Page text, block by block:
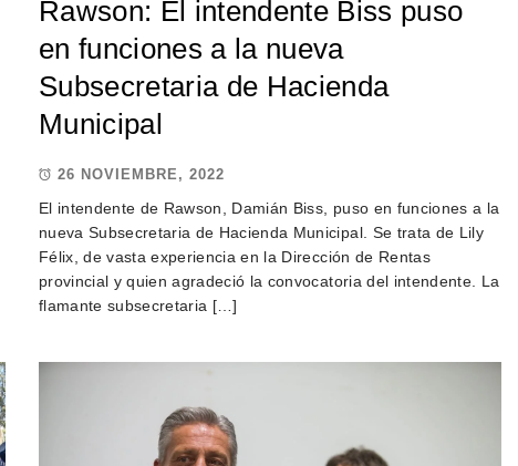
Rawson: El intendente Biss puso
en funciones a la nueva
Subsecretaria de Hacienda
Municipal
26 NOVIEMBRE, 2022
El intendente de Rawson, Damián Biss, puso en funciones a la
nueva Subsecretaria de Hacienda Municipal. Se trata de Lily
Félix, de vasta experiencia en la Dirección de Rentas
provincial y quien agradeció la convocatoria del intendente. La
flamante subsecretaria […]